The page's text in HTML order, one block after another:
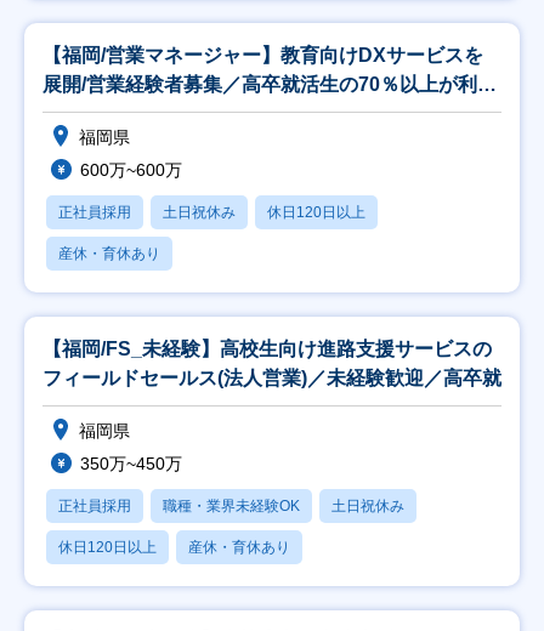
【福岡/営業マネージャー】教育向けDXサービスを
展開/営業経験者募集／高卒就活生の70％以上が利用
の
福岡県
600万~600万
正社員採用 土日祝休み 休日120日以上
産休・育休あり
【福岡/FS_未経験】高校生向け進路支援サービスの
フィールドセールス(法人営業)／未経験歓迎／高卒就
福岡県
350万~450万
正社員採用 職種・業界未経験OK 土日祝休み
休日120日以上 産休・育休あり